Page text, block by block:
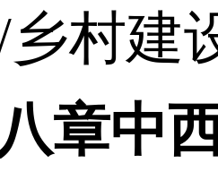
村建
章中